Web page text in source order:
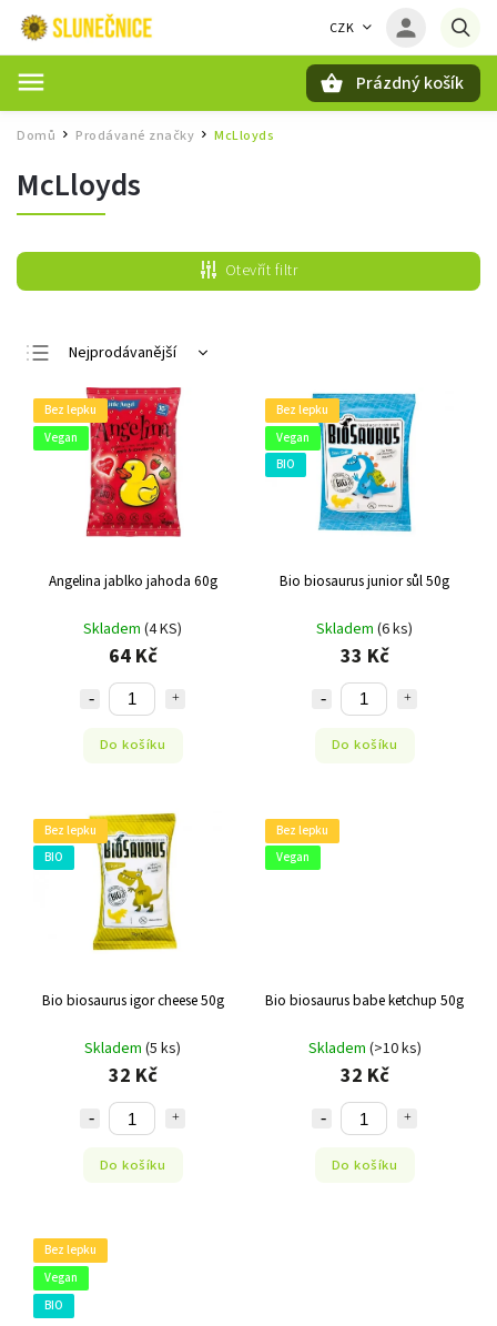
CZK
Prázdný košík
Domů / Prodávané značky / McLloyds
McLloyds
Otevřít filtr
Nejprodávanější
Nejlevnější
Nejdražší
Abecedně
Bez lepku
Vegan
Angelina jablko jahoda 60g
Skladem (4 KS)
64 Kč
Do košíku
Bez lepku
Vegan
BIO
Bio biosaurus junior sůl 50g
Skladem (6 ks)
33 Kč
Do košíku
Bez lepku
BIO
Bio biosaurus igor cheese 50g
Skladem (5 ks)
32 Kč
Do košíku
Bez lepku
Vegan
Bio biosaurus babe ketchup 50g
Skladem (>10 ks)
32 Kč
Do košíku
Bez lepku
Vegan
BIO